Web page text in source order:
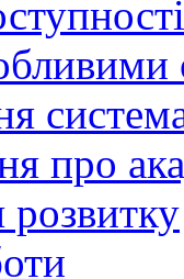
про
розвитку